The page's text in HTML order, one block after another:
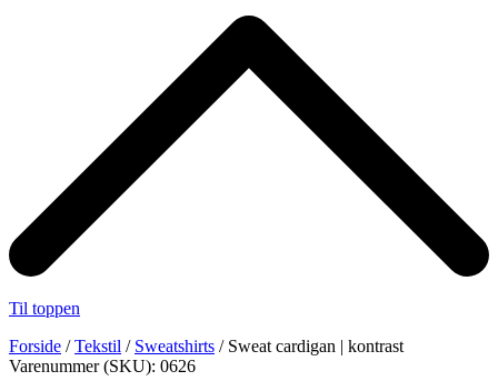
Til toppen
Forside /Tekstil / Sweatshirts / Sweat cardigan | kontrast
Varenummer (SKU): 0626